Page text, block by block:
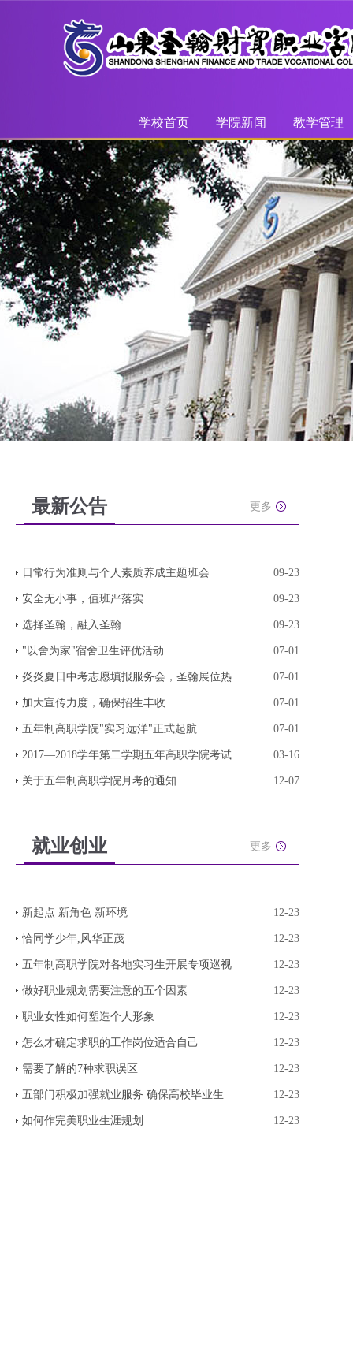
学校首页 学院新闻 教学管理
最新公告 更多
日常行为准则与个人素质养成主题班会 09-23
安全无小事，值班严落实 09-23
选择圣翰，融入圣翰 09-23
"以舍为家"宿舍卫生评优活动 07-01
炎炎夏日中考志愿填报服务会，圣翰展位热 07-01
加大宣传力度，确保招生丰收 07-01
五年制高职学院"实习远洋"正式起航 07-01
2017—2018学年第二学期五年高职学院考试 03-16
关于五年制高职学院月考的通知 12-07
就业创业 更多
新起点 新角色 新环境 12-23
恰同学少年,风华正茂 12-23
五年制高职学院对各地实习生开展专项巡视 12-23
做好职业规划需要注意的五个因素 12-23
职业女性如何塑造个人形象 12-23
怎么才确定求职的工作岗位适合自己 12-23
需要了解的7种求职误区 12-23
五部门积极加强就业服务 确保高校毕业生 12-23
如何作完美职业生涯规划 12-23